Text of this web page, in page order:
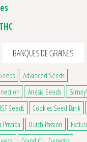
BANQUES DE GRAINES
Advanced Seeds
Anesia Seeds
Seeds Cookies Seed Bank
Dutch Passion